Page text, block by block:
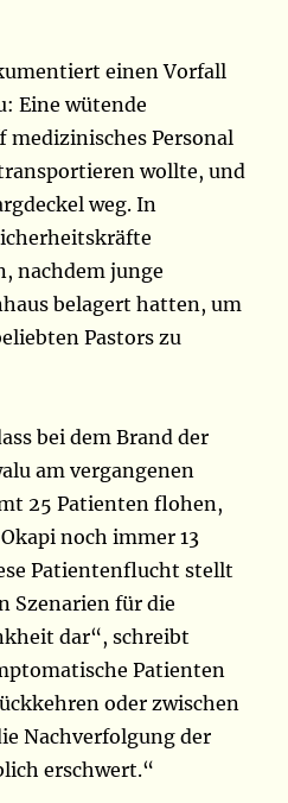
einen Vorfall
Eine wütende
medizinisches Personal
wollte, und
weg. In
nachdem junge
belagert hatten, um
Pastors zu
bei dem Brand der
am vergangenen
25 Patienten flohen,
noch immer 13
Patientenflucht stellt
Szenarien für die
dar“, schreibt
Patienten
oder zwischen
Nachverfolgung der
erschwert.“